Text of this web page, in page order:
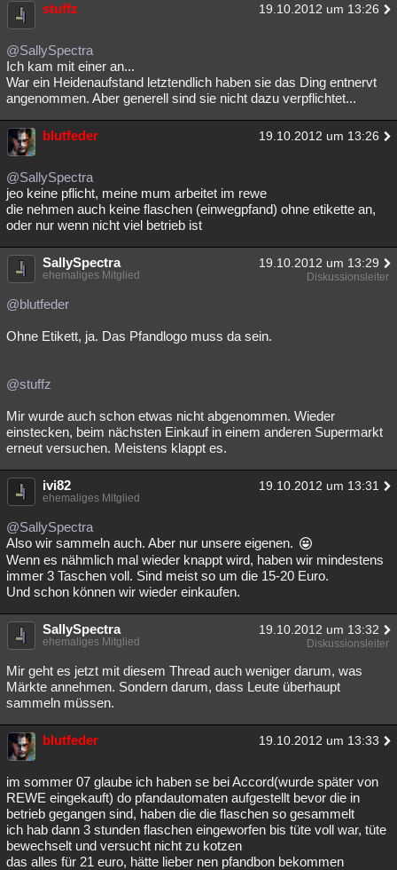
stuffz 19.10.2012 um 13:26
@SallySpectra
Ich kam mit einer an...
War ein Heidenaufstand letztendlich haben sie das Ding entnervt
angenommen. Aber generell sind sie nicht dazu verpflichtet...
blutfeder 19.10.2012 um 13:26
@SallySpectra
jeo keine pflicht, meine mum arbeitet im rewe
die nehmen auch keine flaschen (einwegpfand) ohne etikette an,
oder nur wenn nicht viel betrieb ist
SallySpectra 19.10.2012 um 13:29
ehemaliges Mitglied Diskussionsleiter
@blutfeder
Ohne Etikett, ja. Das Pfandlogo muss da sein.
@stuffz
Mir wurde auch schon etwas nicht abgenommen. Wieder
einstecken, beim nächsten Einkauf in einem anderen Supermarkt
erneut versuchen. Meistens klappt es.
ivi82 19.10.2012 um 13:31
ehemaliges Mitglied
@SallySpectra
Also wir sammeln auch. Aber nur unsere eigenen.
Wenn es nähmlich mal wieder knappt wird, haben wir mindestens
immer 3 Taschen voll. Sind meist so um die 15-20 Euro.
Und schon können wir wieder einkaufen.
SallySpectra 19.10.2012 um 13:32
ehemaliges Mitglied Diskussionsleiter
Mir geht es jetzt mit diesem Thread auch weniger darum, was
Märkte annehmen. Sondern darum, dass Leute überhaupt
sammeln müssen.
blutfeder 19.10.2012 um 13:33
im sommer 07 glaube ich haben se bei Accord(wurde später von
REWE eingekauft) do pfandautomaten aufgestellt bevor die in
betrieb gegangen sind, haben die die flaschen so gesammelt
ich hab dann 3 stunden flaschen eingeworfen bis tüte voll war, tüte
bewechselt und versucht nicht zu kotzen
das alles für 21 euro, hätte lieber nen pfandbon bekommen